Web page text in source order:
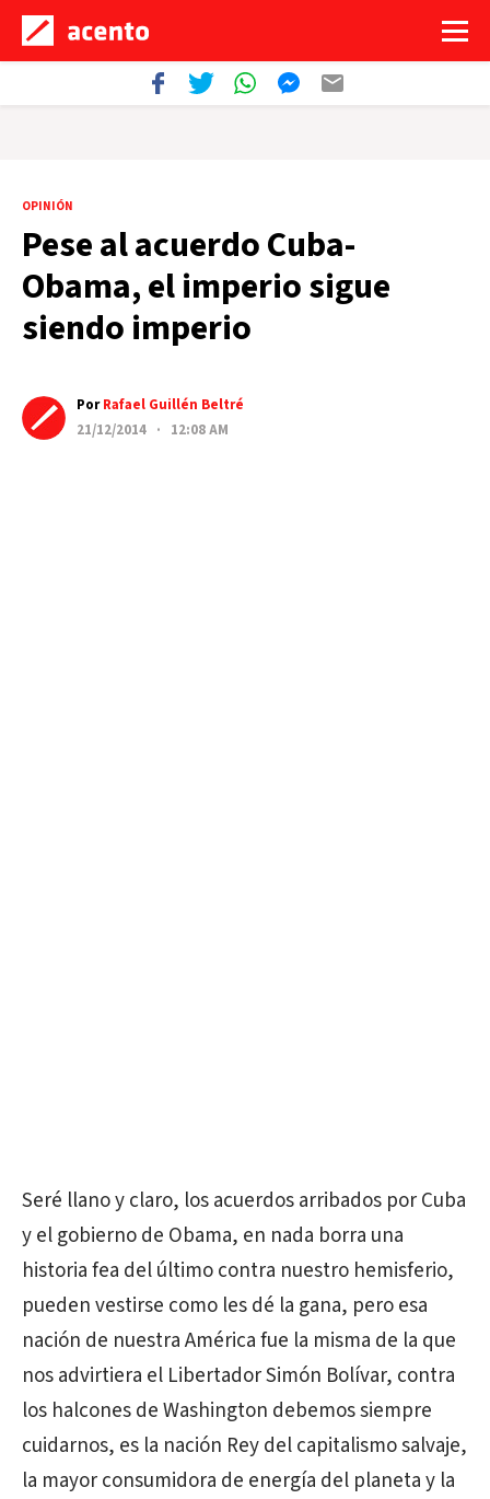
OPINIÓN
Pese al acuerdo Cuba-
Obama, el imperio sigue
siendo imperio
PorRafael Guillén Beltré
21/12/2014 · 12:08 AM
Seré llano y claro, los acuerdos arribados por Cuba
y el gobierno de Obama, en nada borra una
historia fea del último contra nuestro hemisferio,
pueden vestirse como les dé la gana, pero esa
nación de nuestra América fue la misma de la que
nos advirtiera el Libertador Simón Bolívar, contra
los halcones de Washington debemos siempre
cuidarnos, es la nación Rey del capitalismo salvaje,
la mayor consumidora de energía del planeta y la